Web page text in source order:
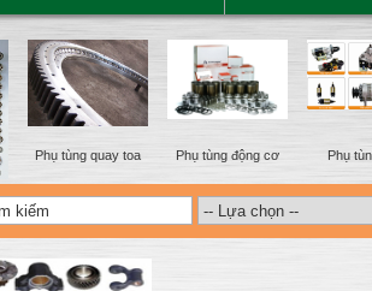
Phụ tùng quay toa Phụ tùng động cơ Phụ